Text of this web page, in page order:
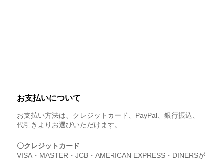
お支払いについて
お支払い方法は、クレジットカード、PayPal、銀行振込、
代引きよりお選びいただけます。
〇クレジットカード
VISA・MASTER・JCB・AMERICAN EXPRESS・DINERSが